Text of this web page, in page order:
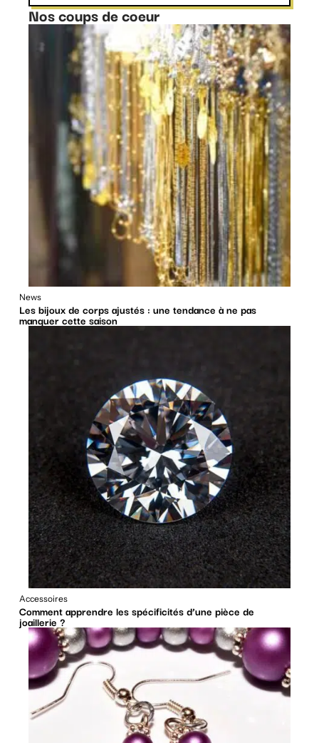
Nos coups de coeur
News
Les bijoux de corps ajustés : une tendance à ne pas
manquer cette saison
Accessoires
Comment apprendre les spécificités d’une pièce de
joaillerie ?